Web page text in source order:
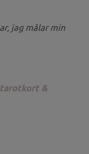
jag målar min
&